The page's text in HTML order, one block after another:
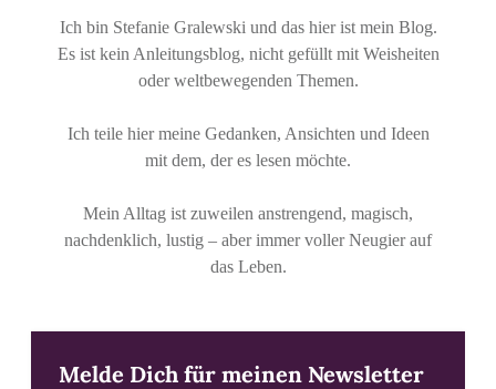
Ich bin Stefanie Gralewski und das hier ist mein Blog.
Es ist kein Anleitungsblog, nicht gefüllt mit Weisheiten
oder weltbewegenden Themen.
Ich teile hier meine Gedanken, Ansichten und Ideen
mit dem, der es lesen möchte.
Mein Alltag ist zuweilen anstrengend, magisch,
nachdenklich, lustig – aber immer voller Neugier auf
das Leben.
Melde Dich für meinen Newsletter